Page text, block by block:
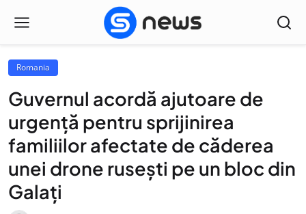
Romania
Guvernul acordă ajutoare de
urgență pentru sprijinirea
familiilor afectate de căderea
unei drone rusești pe un bloc din
Galați